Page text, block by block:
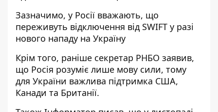
Зазначимо, у Росії вважають, що
переживуть відключення від SWIFT у разі
нового нападу на Україну
Крім того, раніше секретар РНБО заявив,
що Росія розуміє лише мову сили, тому
для України важлива підтримка США,
Канади та Британії.